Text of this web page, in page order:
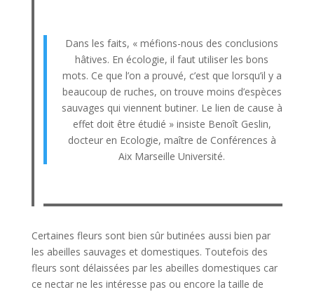
Dans les faits, « méfions-nous des conclusions
hâtives. En écologie, il faut utiliser les bons
mots. Ce que l’on a prouvé, c’est que lorsqu’il y a
beaucoup de ruches, on trouve moins d’espèces
sauvages qui viennent butiner. Le lien de cause à
effet doit être étudié » insiste Benoît Geslin,
docteur en Ecologie, maître de Conférences à
Aix Marseille Université.
Certaines fleurs sont bien sûr butinées aussi bien par
les abeilles sauvages et domestiques. Toutefois des
fleurs sont délaissées par les abeilles domestiques car
ce nectar ne les intéresse pas ou encore la taille de